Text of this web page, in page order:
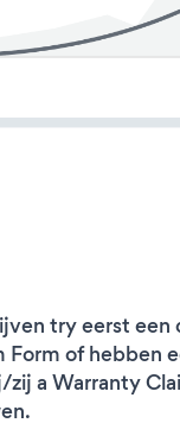
try eerst een
Form of hebben
a Warranty